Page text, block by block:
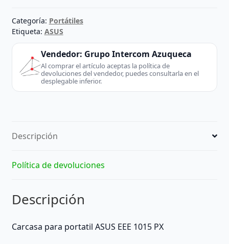
Eee
PC
1011PX
1015PX
1015PE
1015BX
Grado
Categoría: Portátiles
Etiqueta: ASUS
Vendedor: Grupo Intercom Azuqueca
Al comprar el artículo aceptas la política de
devoluciones del vendedor, puedes consultarla en el
desplegable inferior.
Descripción
Política de devoluciones
Descripción
Carcasa para portatil ASUS EEE 1015 PX